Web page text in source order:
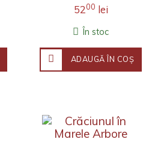
5200 lei
În stoc
ADAUGĂ ÎN COŞ